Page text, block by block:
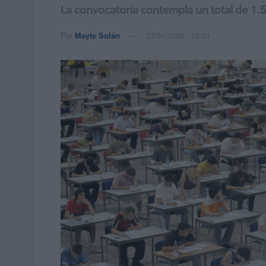
La convocatoria contempla un total de
Por Mayte Solán 27/01/2026 - 12:31